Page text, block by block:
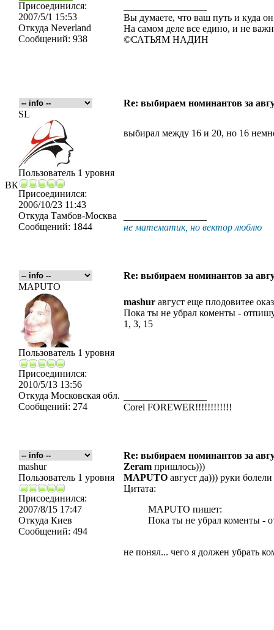
ВК
Присоединился:
2007/5/1 15:53
Откуда Neverland
Сообщений: 938
Вы думаете, что ваш путь и куда
На самом деле все едино, и не
©САТЬЯМ НАДИН
Re: выбираем номинантов за
SL
Пользователь 1 уровня
Присоединился:
2006/10/23 11:43
Откуда Тамбов-Москва
Сообщений: 1844
выбирал между 16 и 20, но 16
не математик, но вектор люблю
Re: выбираем номинантов за
MAPUTO
Пользователь 1 уровня
Присоединился:
2010/5/13 13:56
Откуда Московская обл.
Сообщений: 274
mashur август еще плодовитее
Пока ты не убрал коменты -
1, 3, 15
Corel FOREWER!!!!!!!!!!!!
Re: выбираем номинантов за
mashur
Пользователь 1 уровня
Присоединился:
2007/8/15 17:47
Откуда Киев
Сообщений: 494
Zeram пришлось)))
MAPUTO август да))) руки
Цитата:
MAPUTO пишет:
Пока ты не убрал коменты -
не понял... чего я должен убрать